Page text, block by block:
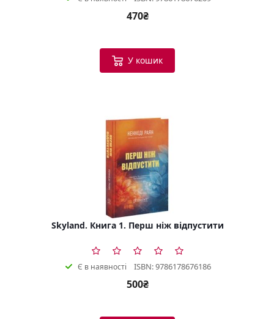
470₴
У кошик
Skyland. Книга 1. Перш ніж відпустити
Є в наявності ISBN: 9786178676186
500₴